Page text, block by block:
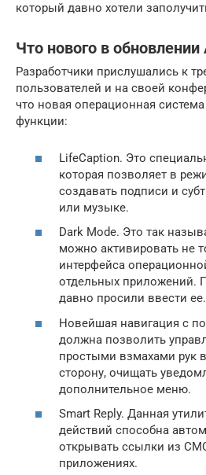
который давно хотели
Что нового в обновлении
Разработчики прислушались к
пользователей и на своей
что новая операционная
функции:
LifeCaption. Это
которая позволяет в
создавать подписи и
или музыке.
Dark Mode. Это так
можно активировать не
интерфейса
отдельных приложений.
давно просили ввести ее.
Новейшая навигация с
должна позволить
простыми взмахами рук
сторону, очищать
дополнительное меню.
Smart Reply. Данная
действий способна
открывать ссылки из
приложениях.